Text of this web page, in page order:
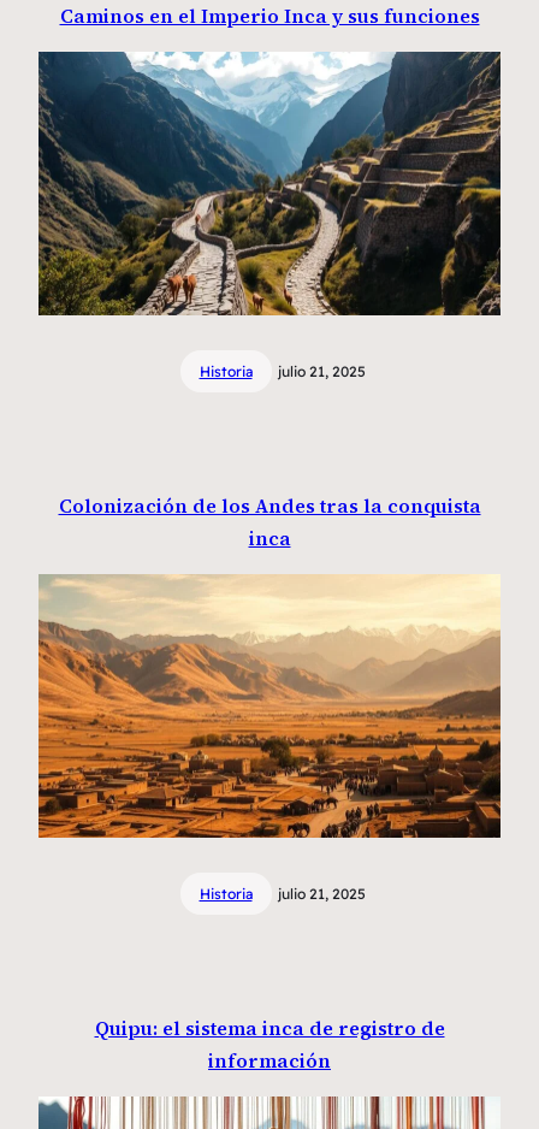
Caminos en el Imperio Inca y sus funciones
Historia julio 21, 2025
Colonización de los Andes tras la conquista
inca
Historia julio 21, 2025
Quipu: el sistema inca de registro de
información